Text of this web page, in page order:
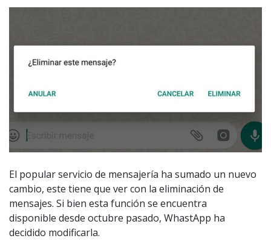
El popular servicio de mensajería ha sumado un nuevo
cambio, este tiene que ver con la eliminación de
mensajes. Si bien esta función se encuentra
disponible desde octubre pasado, WhastApp ha
decidido modificarla.